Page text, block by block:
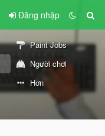
Đăng nhập
Paint Jobs
Người chơi
Hơn